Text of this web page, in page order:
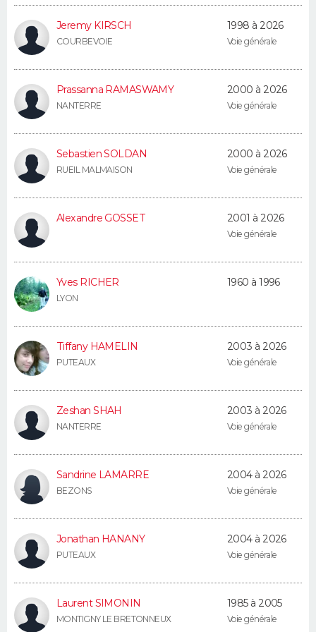
Bricolage
Lifestyle
Culture
Sport
Auto
Television
Voyage
Cinema
Jeremy KIRSCH
COURBEVOIE
1998 à 2026
Voie générale
Prassanna RAMASWAMY
NANTERRE
2000 à 2026
Voie générale
Sebastien SOLDAN
RUEIL MALMAISON
2000 à 2026
Voie générale
Alexandre GOSSET 2001 à 2026
Voie générale
Yves RICHER
LYON
1960 à 1996
Tiffany HAMELIN
PUTEAUX
2003 à 2026
Voie générale
Zeshan SHAH
NANTERRE
2003 à 2026
Voie générale
Sandrine LAMARRE
BEZONS
2004 à 2026
Voie générale
Jonathan HANANY
PUTEAUX
2004 à 2026
Voie générale
Laurent SIMONIN
MONTIGNY LE BRETONNEUX
1985 à 2005
Voie générale